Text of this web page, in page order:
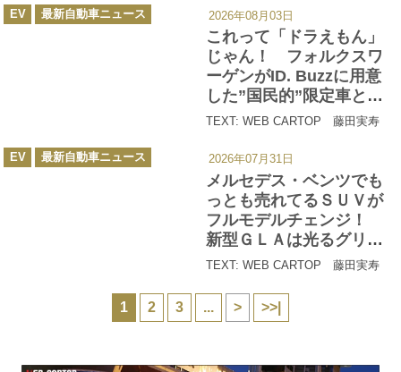
るアパレルコラボ車」大
全
これって「ドラえもん」
じゃん！ フォルクスワ
ーゲンがID. Buzzに用意
した”国民的”限定車とそ
の中身とは
TEXT: WEB CARTOP 藤田実寿
カ
テEV 最新自動車ニュース 2026年08月03日
メルセデス・ベンツでも
っとも売れてるＳＵＶが
フルモデルチェンジ！
新型ＧＬＡは光るグリル
のＥＶと新開発システム
段構え
TEXT: WEB CARTOP 藤田実寿
カ
テEV 最新自動車ニュース 2026年07月31日
1 2 3 ... > >>|